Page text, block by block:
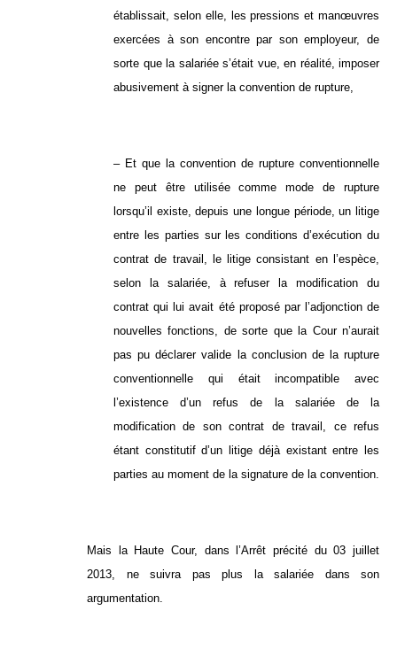
établissait, selon elle, les pressions et manœuvres
exercées à son encontre par son employeur, de
sorte que la salariée s’était vue, en réalité, imposer
abusivement à signer la convention de rupture,
– Et que la convention de rupture conventionnelle
ne peut être utilisée comme mode de rupture
lorsqu’il existe, depuis une longue période, un litige
entre les parties sur les conditions d’exécution du
contrat de travail, le litige consistant en l’espèce,
selon la salariée, à refuser la modification du
contrat qui lui avait été proposé par l’adjonction de
nouvelles fonctions, de sorte que la Cour n’aurait
pas pu déclarer valide la conclusion de la rupture
conventionnelle qui était incompatible avec
l’existence d’un refus de la salariée de la
modification de son contrat de travail, ce refus
étant constitutif d’un litige déjà existant entre les
parties au moment de la signature de la convention.
Mais la Haute Cour, dans l’Arrêt précité du 03 juillet
2013, ne suivra pas plus la salariée dans son
argumentation.